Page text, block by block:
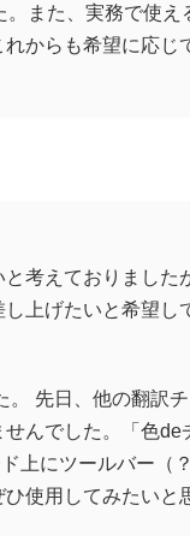
また、実務で使え
からも希望に応じ
考えておりました
上げたいと希望し
先日、他の翻訳
んでした。「色de
上にツールバー（
使用してみたいと